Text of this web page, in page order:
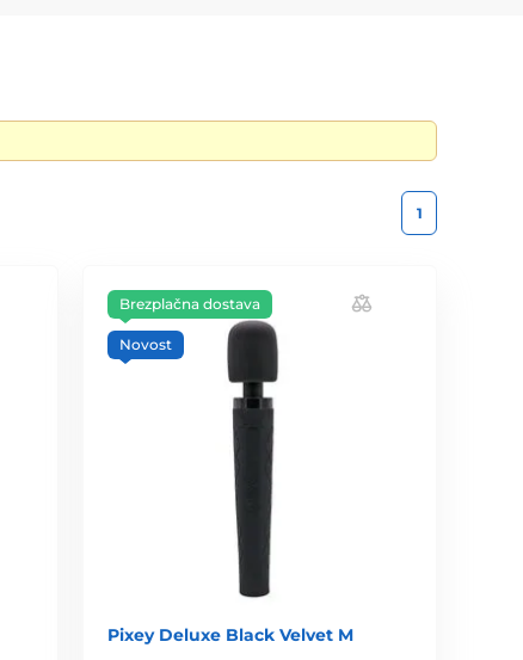
1
Brezplačna dostava
Novost
Pixey Deluxe Black Velvet M